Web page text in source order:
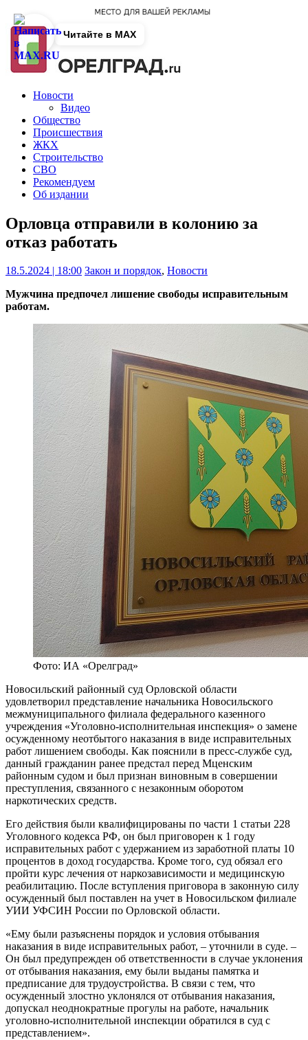
Новости
Видео
Общество
Происшествия
ЖКХ
Строительство
СВО
Рекомендуем
Об издании
Орловца отправили в колонию за
отказ работать
18.5.2024 | 18:00 Закон и порядок, Новости
Мужчина предпочел лишение свободы исправительным
работам.
Фото: ИА «Орелград»
Новосильский районный суд Орловской области
удовлетворил представление начальника Новосильского
межмуниципального филиала федерального казенного
учреждения «Уголовно-исполнительная инспекция» о замене
осужденному неотбытого наказания в виде исправительных
работ лишением свободы. Как пояснили в пресс-службе суд,
данный гражданин ранее предстал перед Мценским
районным судом и был признан виновным в совершении
преступления, связанного с незаконным оборотом
наркотических средств.
Его действия были квалифицированы по части 1 статьи 228
Уголовного кодекса РФ, он был приговорен к 1 году
исправительных работ с удержанием из заработной платы 10
процентов в доход государства. Кроме того, суд обязал его
пройти курс лечения от наркозависимости и медицинскую
реабилитацию. После вступления приговора в законную силу
осужденный был поставлен на учет в Новосильском филиале
УИИ УФСИН России по Орловской области.
«Ему были разъяснены порядок и условия отбывания
наказания в виде исправительных работ, – уточнили в суде. –
Он был предупрежден об ответственности в случае уклонения
от отбывания наказания, ему были выданы памятка и
предписание для трудоустройства. В связи с тем, что
осужденный злостно уклонялся от отбывания наказания,
допускал неоднократные прогулы на работе, начальник
уголовно-исполнительной инспекции обратился в суд с
представлением».
Читайте в MAX